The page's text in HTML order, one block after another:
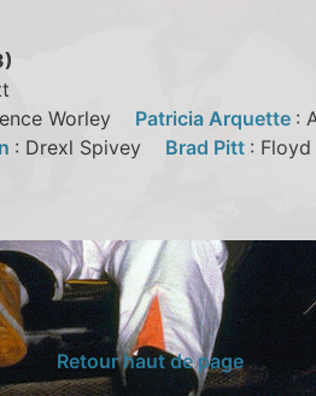
Worley Patricia Arquette :
: Drexl Spivey Brad Pitt : Floyd
Retour haut de page